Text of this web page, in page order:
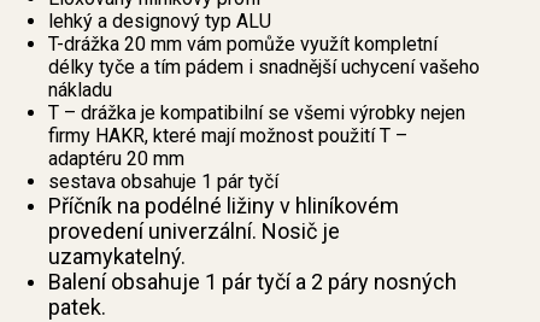
lehký a designový typ ALU
T-drážka 20 mm vám pomůže využít kompletní
délky tyče a tím pádem i snadnější uchycení vašeho
nákladu
T – drážka je kompatibilní se všemi výrobky nejen
firmy HAKR, které mají možnost použití T –
adaptéru 20 mm
sestava obsahuje 1 pár tyčí
Příčník na podélné ližiny v hliníkovém
provedení univerzální. Nosič je
uzamykatelný.
Balení obsahuje 1 pár tyčí a 2 páry nosných
patek.